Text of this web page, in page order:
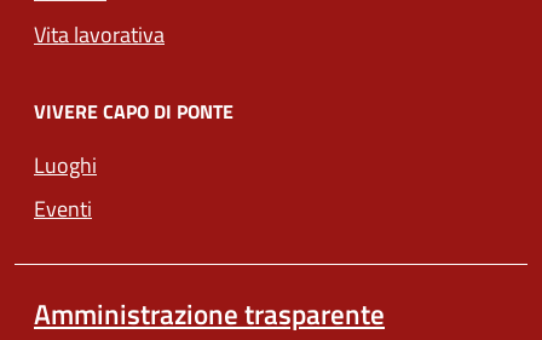
Vita lavorativa
VIVERE CAPO DI PONTE
Luoghi
Eventi
Amministrazione trasparente